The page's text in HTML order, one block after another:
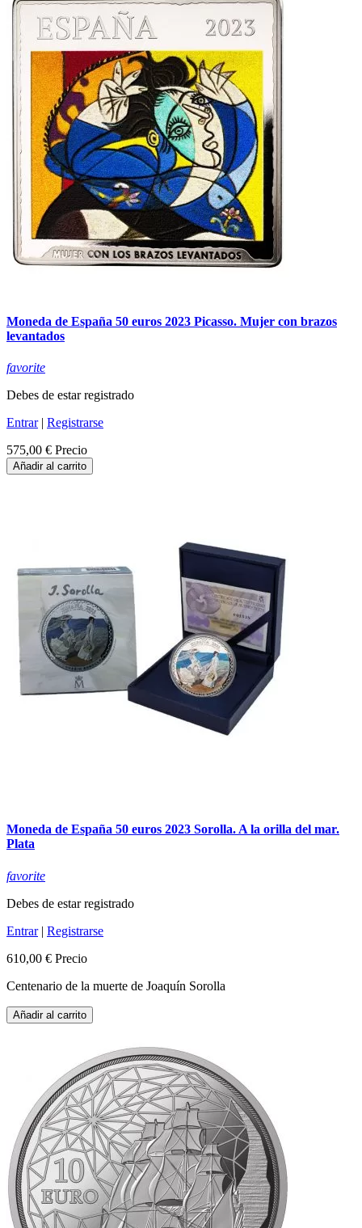
Moneda de España 50 euros 2023 Picasso. Mujer con brazos
levantados
favorite
Debes de estar registrado
Entrar| Registrarse
575,00 € Precio
Añadir al carrito
Moneda de España 50 euros 2023 Sorolla. A la orilla del mar.
Plata
favorite
Debes de estar registrado
Entrar| Registrarse
610,00 € Precio
Centenario de la muerte de Joaquín Sorolla
Añadir al carrito